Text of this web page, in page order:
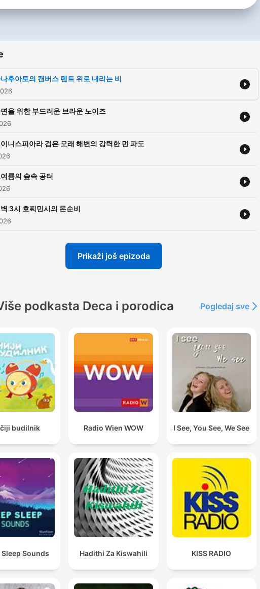
후아토의 캔버스 텐트 위로 내리는 비
을 위한 부드러운 브라운 노이즈
니스피아라 검은 모래 해변의 강력한 먼 파도
름의 숲속 공터
3시 호찌민시의 몬순비
Prikaži još epizoda
podkasta Deca i porodica Pogledaj sve
budilnik Radio Wien WOW I See, You See, We See
Sleep Sounds Hadithi Za Kiswahili KISS RADIO